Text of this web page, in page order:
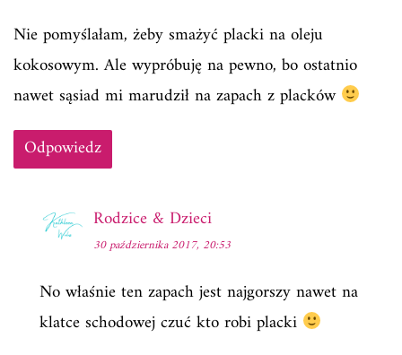
Nie pomyślałam, żeby smażyć placki na oleju
kokosowym. Ale wypróbuję na pewno, bo ostatnio
nawet sąsiad mi marudził na zapach z placków
Odpowiedz
Rodzice & Dzieci
30 października 2017, 20:53
No właśnie ten zapach jest najgorszy nawet na
klatce schodowej czuć kto robi placki